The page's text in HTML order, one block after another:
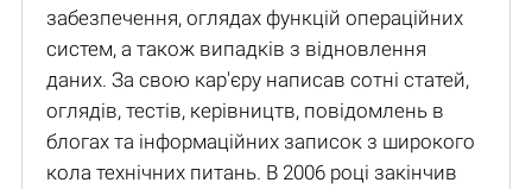
забезпечення, оглядах функцій операційних
систем, а також випадків з відновлення
даних. За свою кар'єру написав сотні статей,
оглядів, тестів, керівництв, повідомлень в
блогах та інформаційних записок з широкого
кола технічних питань. В 2006 році закінчив